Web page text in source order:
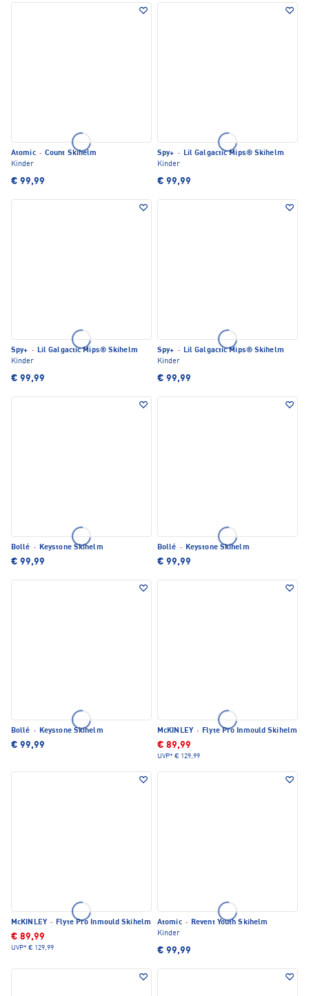
Atomic · Count Skihelm
Kinder
€ 99,99
Spy+ · Lil Galgactic Mips® Skihelm
Kinder
€ 99,99
Spy+ · Lil Galgactic Mips® Skihelm
Kinder
€ 99,99
Spy+ · Lil Galgactic Mips® Skihelm
Kinder
€ 99,99
Bollé · Keystone Skihelm
€ 99,99
Bollé · Keystone Skihelm
€ 99,99
Bollé · Keystone Skihelm
€ 99,99
McKINLEY · Flyte Pro Inmould Skihelm
€ 89,99
UVP* € 129,99
McKINLEY · Flyte Pro Inmould Skihelm
€ 89,99
UVP* € 129,99
Atomic · Revent Youth Skihelm
Kinder
€ 99,99